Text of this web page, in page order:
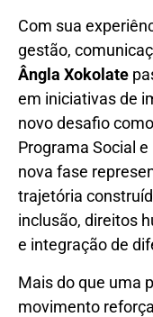
Com sua
gestão,
Ângla Xokolate
em iniciativas de
novo desafio
Programa Social
nova fase
trajetória
inclusão, direitos
e integração de
Mais do que uma
movimento